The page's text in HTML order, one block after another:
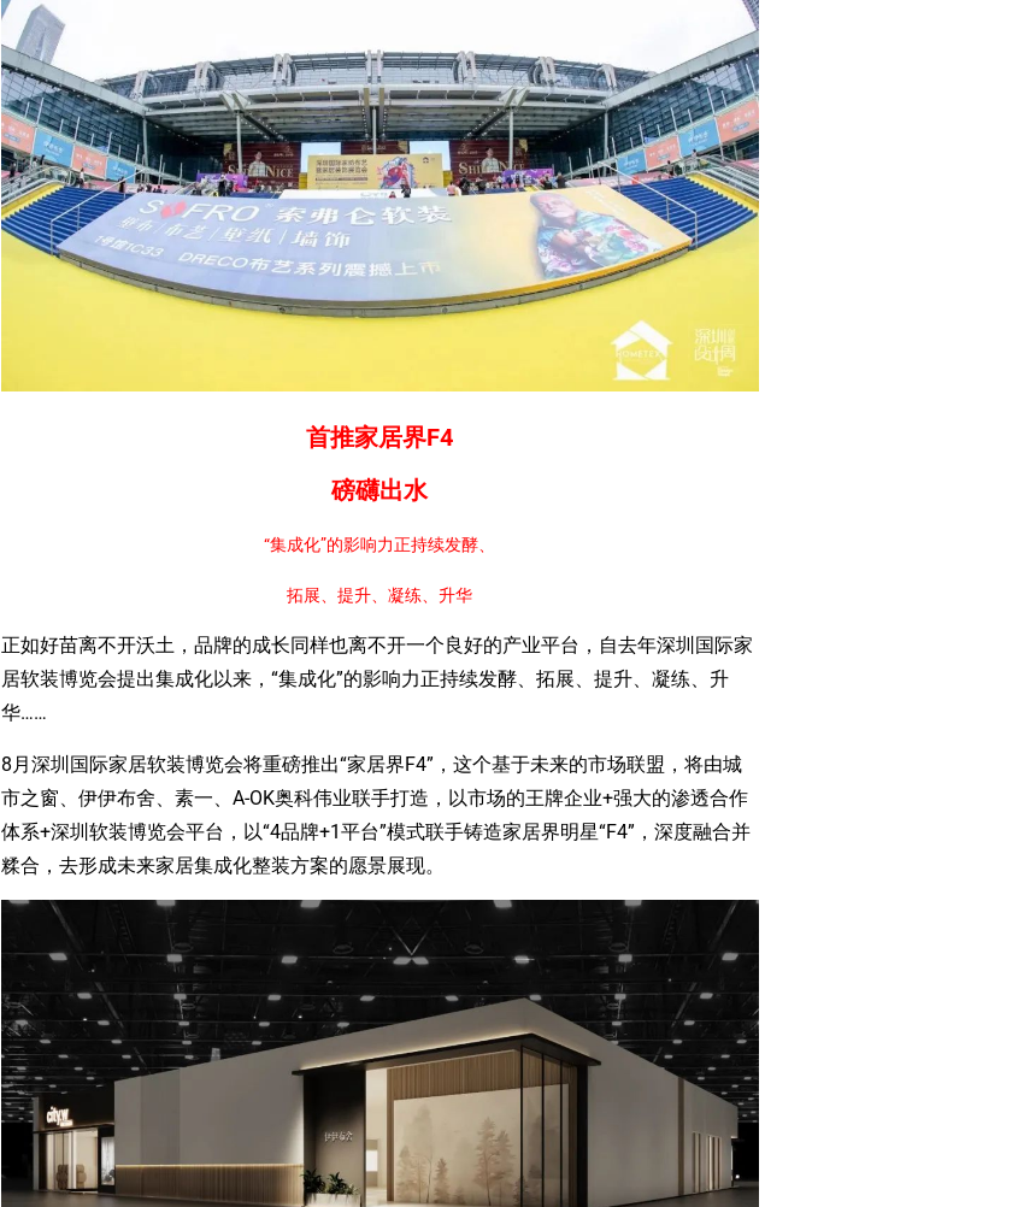
首推家居界F4
磅礴出水
“集成化”的影响力正持续发酵、
拓展、提升、凝练、升华
正如好苗离不开沃土，品牌的成长同样也离不开一个良好的产业平台，自去年深圳国际家
居软装博览会提出集成化以来，“集成化”的影响力正持续发酵、拓展、提升、凝练、升
华……
8月深圳国际家居软装博览会将重磅推出“家居界F4”，这个基于未来的市场联盟，将由城
市之窗、伊伊布舍、素一、A-OK奥科伟业联手打造，以市场的王牌企业+强大的渗透合作
体系+深圳软装博览会平台，以“4品牌+1平台”模式联手铸造家居界明星“F4”，深度融合并
糅合，去形成未来家居集成化整装方案的愿景展现。